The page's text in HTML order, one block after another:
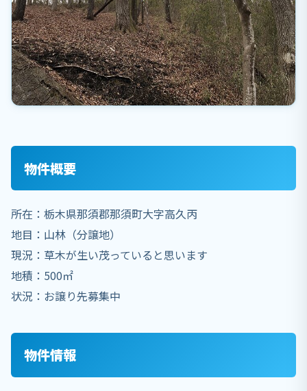
物件概要
所在：栃木県那須郡那須町大字高久丙
地目：山林（分譲地）
現況：草木が生い茂っていると思います
地積：500㎡
状況：お譲り先募集中
物件情報